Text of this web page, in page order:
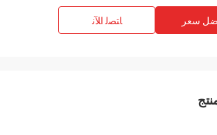
سعر ﺎﺘﺼﻟ ﺍﻶﻧ